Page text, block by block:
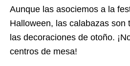
Aunque las asociemos a la
Halloween, las calabazas son
las decoraciones de otoño.
centros de mesa!